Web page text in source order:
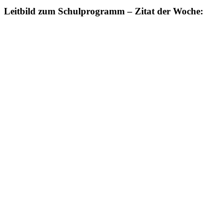
Leitbild zum Schulprogramm – Zitat der Woche: